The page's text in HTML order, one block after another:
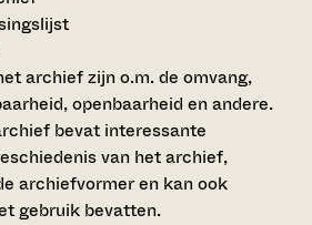
archief zijn o.m. de omvang,
openbaarheid en andere.
bevat interessante
van het archief,
archiefvormer en kan ook
gebruik bevatten.